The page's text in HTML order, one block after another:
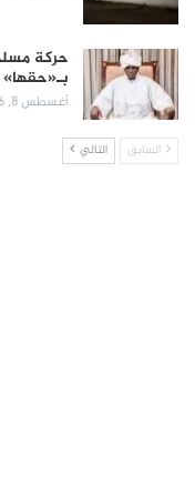
حركة
أغسطس 8, 2026
السابق التالي